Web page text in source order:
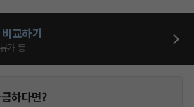
교하기
가 등
하다면?